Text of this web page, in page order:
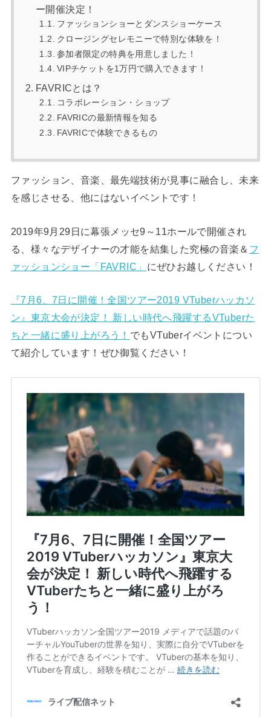
ー開催決定！
ファッションショーとダンスショーケース
クロージングセレモニーで特別な体験を！
参加者限定の特典を用意しました！
VIPチケットを1万円で購入できます！
FAVRICとは？
コラボレーション・ショップ
FAVRICの最新情報を知る
FAVRICで体験できるもの
ファッション、音楽、最先端技術が見事に融合し、未来
を感じさせる、他にはないイベントです！
2019年9月29日に幕張メッセ9～11ホールで開催され
る、様々なデザイナーの才能を結集した究極の音楽＆ フ
ァッションショー「FAVRIC」 にぜひお越しください！
『7月6、7日に開催！全国ツアー2019 VTuberハッカソ
ン』東京大会が決定！ 新しい時代へ飛躍するVTuberた
ちと一緒に盛り上がろう！ でもVTuberイベントについ
て紹介しています！ぜひ御覧ください！